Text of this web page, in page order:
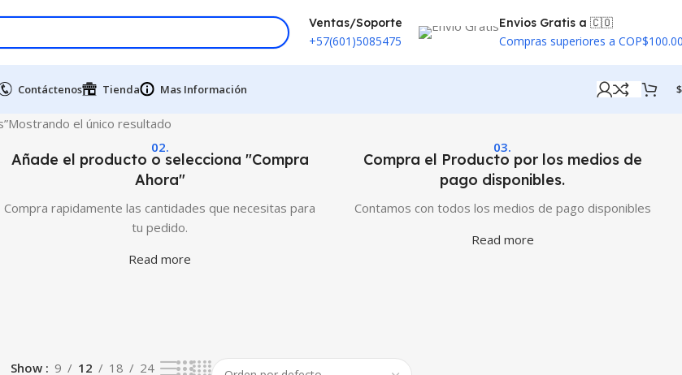
Ventas/Soporte
+57(601)5085475
Envios Gratis a 🇨🇴
Compras superiores a
Contáctenos Tienda Mas Información $
Mostrando el único resultado
02.
Añade el producto o selecciona "Compra
Ahora"
Compra rapidamente las cantidades que necesitas para
tu pedido.
Read more
03.
Compra el Producto por los medios de
pago disponibles.
Contamos con todos los medios de pago disponibles
Read more
Show 9 12 18 24